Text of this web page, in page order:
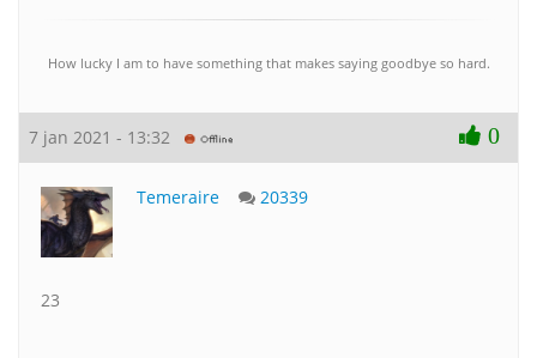
How lucky I am to have something that makes saying goodbye so hard.
7 jan 2021 - 13:32 0
Temeraire 20339
23